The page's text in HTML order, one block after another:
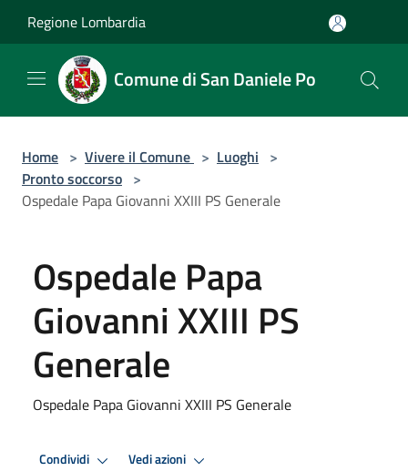
Regione Lombardia
Comune di San Daniele Po
Home > Vivere il Comune > Luoghi >
Pronto soccorso >
Ospedale Papa Giovanni XXIII PS Generale
Ospedale Papa
Giovanni XXIII PS
Generale
Ospedale Papa Giovanni XXIII PS Generale
Condividi Vedi azioni